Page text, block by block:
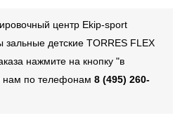
центр Ekip-sport
зальные детские TORRES FLEX
нажмите на кнопку "в
нам по телефонам 8 (495) 260-